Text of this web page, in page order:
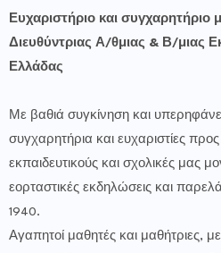
Ευχαριστήριο και συγχαρητήριο
Διευθύντριας Α/θμιας & Β/μιας
Ελλάδας
Με βαθιά συγκίνηση και
συγχαρητήρια και ευχαριστίες
εκπαιδευτικούς και σχολικές μας
εορταστικές εκδηλώσεις και
1940.
Αγαπητοί μαθητές και μαθήτριες,